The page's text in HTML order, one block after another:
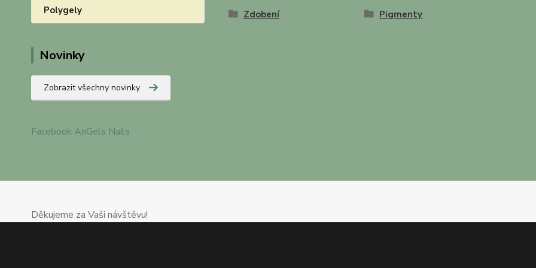
Polygely
Novinky
Zobrazit všechny novinky
Facebook AnGels Nails
Zdobení Pigmenty
Děkujeme za Vaši návštěvu!